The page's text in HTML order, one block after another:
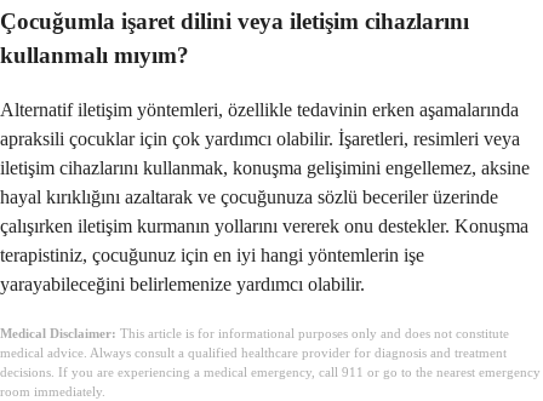
Çocuğumla işaret dilini veya iletişim cihazlarını
kullanmalı mıyım?
Alternatif iletişim yöntemleri, özellikle tedavinin erken aşamalarında
apraksili çocuklar için çok yardımcı olabilir. İşaretleri, resimleri veya
iletişim cihazlarını kullanmak, konuşma gelişimini engellemez, aksine
hayal kırıklığını azaltarak ve çocuğunuza sözlü beceriler üzerinde
çalışırken iletişim kurmanın yollarını vererek onu destekler. Konuşma
terapistiniz, çocuğunuz için en iyi hangi yöntemlerin işe
yarayabileceğini belirlemenize yardımcı olabilir.
Medical Disclaimer: This article is for informational purposes only and does not constitute
medical advice. Always consult a qualified healthcare provider for diagnosis and treatment
decisions. If you are experiencing a medical emergency, call 911 or go to the nearest emergency
room immediately.